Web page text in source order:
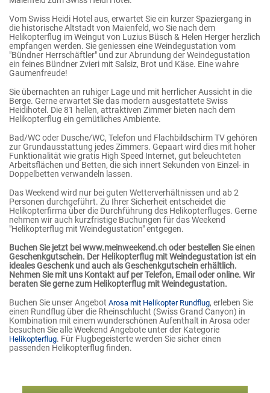
Vom Swiss Heidi Hotel aus, erwartet Sie ein kurzer Spaziergang in
die historische Altstadt von Maienfeld, wo Sie nach dem
Helikopterflug im Weingut von Luzius Büsch & Helen Herger herzlich
empfangen werden. Sie geniessen eine Weindegustation vom
"Bündner Herrschäftler" und zur Abrundung der Weindegustation
ein feines Bündner Zvieri mit Salsiz, Brot und Käse. Eine wahre
Gaumenfreude!
Sie übernachten an ruhiger Lage und mit herrlicher Aussicht in die
Berge. Gerne erwartet Sie das modern ausgestattete Swiss
Heidihotel. Die 81 hellen, attraktiven Zimmer bieten nach dem
Helikopterflug ein gemütliches Ambiente.
Bad/WC oder Dusche/WC, Telefon und Flachbildschirm TV gehören
zur Grundausstattung jedes Zimmers. Gepaart wird dies mit hoher
Funktionalität wie gratis High Speed Internet, gut beleuchteten
Arbeitsflächen und Betten, die sich innert Sekunden von Einzel- in
Doppelbetten verwandeln lassen.
Das Weekend wird nur bei guten Wetterverhältnissen und ab 2
Personen durchgeführt. Zu Ihrer Sicherheit entscheidet die
Helikopterfirma über die Durchführung des Helikopterfluges. Gerne
nehmen wir auch kurzfristige Buchungen für das Weekend
"Helikopterflug mit Weindegustation" entgegen.
Buchen Sie jetzt bei www.meinweekend.ch oder bestellen Sie einen
Geschenkgutschein. Der Helikopterflug mit Weindegustation ist ein
ideales Geschenk und auch als Geschenkgutschein erhältlich.
Nehmen Sie mit uns Kontakt auf per Telefon, Email oder online. Wir
beraten Sie gerne zum Helikopterflug mit Weindegustation.
Buchen Sie unser Angebot Arosa mit Helikopter Rundflug, erleben Sie
einen Rundflug über die Rheinschlucht (Swiss Grand Canyon) in
Kombination mit einem wunderschönen Aufenthalt in Arosa oder
besuchen Sie alle Weekend Angebote unter der Kategorie
Helikopterflug. Für Flugbegeisterte werden Sie sicher einen
passenden Helikopterflug finden.